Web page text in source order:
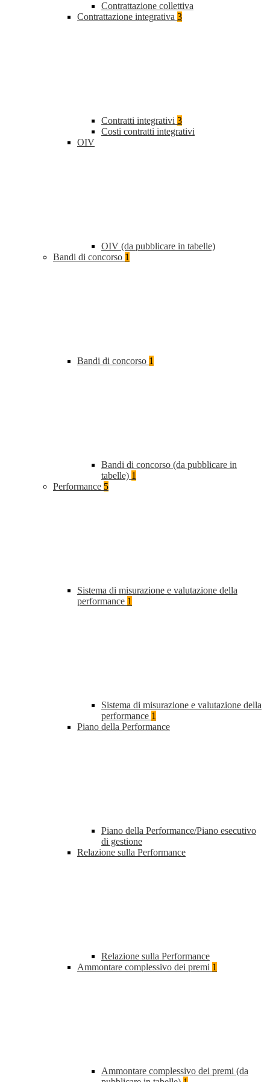
Contrattazione collettiva
Contrattazione integrativa 3
Contratti integrativi 3
Costi contratti integrativi
OIV
OIV (da pubblicare in tabelle)
Bandi di concorso 1
Bandi di concorso 1
Bandi di concorso (da pubblicare in
tabelle) 1
Performance 5
Sistema di misurazione e valutazione della
performance 1
Sistema di misurazione e valutazione della
performance 1
Piano della Performance
Piano della Performance/Piano esecutivo
di gestione
Relazione sulla Performance
Relazione sulla Performance
Ammontare complessivo dei premi 1
Ammontare complessivo dei premi (da